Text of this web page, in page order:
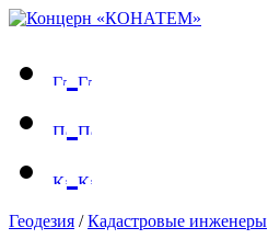
Геодезия /Кадастровые инженеры